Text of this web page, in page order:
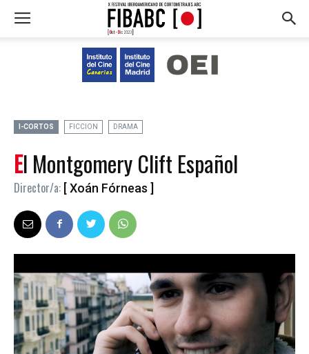
I-CORTOS FICCION DRAMA
El Montgomery Clift Español
Director/a: [ Xoán Fórneas ]